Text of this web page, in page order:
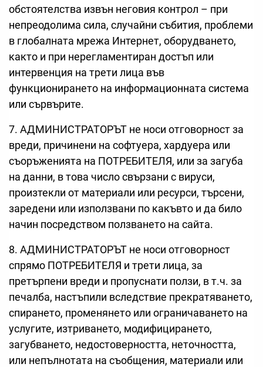
обстоятелства извън неговия контрол – при
непреодолима сила, случайни събития, проблеми
в глобалната мрежа Интернет, оборудването,
както и при нерегламентиран достъп или
интервенция на трети лица във
функционирането на информационната система
или сървърите.
7. АДМИНИСТРАТОРЪТ не носи отговорност за
вреди, причинени на софтуера, хардуера или
съоръженията на ПОТРЕБИТЕЛЯ, или за загуба
на данни, в това число свързани с вируси,
произтекли от материали или ресурси, търсени,
заредени или използвани по какъвто и да било
начин посредством ползването на сайта.
8. АДМИНИСТРАТОРЪТ не носи отговорност
спрямо ПОТРЕБИТЕЛЯ и трети лица, за
претърпени вреди и пропуснати ползи, в т.ч. за
печалба, настъпили вследствие прекратяването,
спирането, променянето или ограничаването на
услугите, изтриването, модифицирането,
загубването, недостоверността, неточността,
или непълнотaта на съобщения, материали или